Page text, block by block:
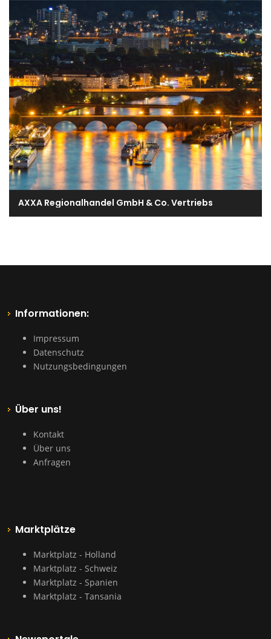
AXXA Regionalhandel GmbH & Co. Vertriebs
Informationen:
Impressum
Datenschutz
Nutzungsbedingungen
Über uns!
Kontakt
Über uns
Anfragen
Marktplätze
Marktplatz - Holland
Marktplatz - Schweiz
Marktplatz - Spanien
Marktplatz - Tansania